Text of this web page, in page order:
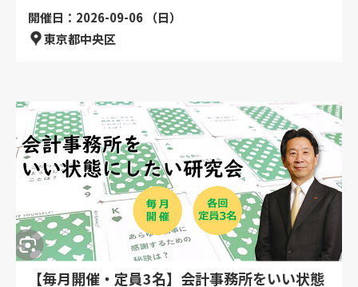
開催日：2026-09-06 （日）
東京都中央区
【毎月開催・定員3名】会計事務所をいい状態